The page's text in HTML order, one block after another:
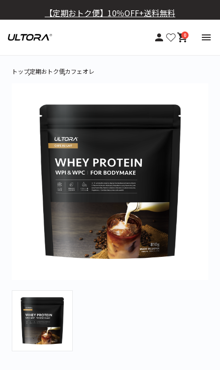
トップ定期おトク便カフェオレ
【定期おトク便】10％OFF+送料無料
0